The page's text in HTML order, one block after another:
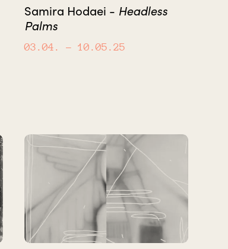
Samira Hodaei - Headless
Palms
03.04. – 10.05.25